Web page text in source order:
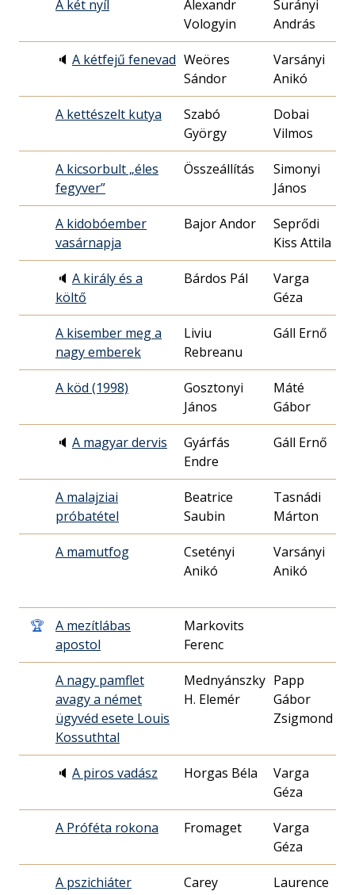
A két nyíl
Alexandr
Vologyin
Surányi
András
🔈 A kétfejű fenevad Weöres
Sándor
Varsányi
Anikó
A kettészelt kutya
Szabó
György
Dobai
Vilmos
A kicsorbult „éles
fegyver”
Összeállítás
Simonyi
János
A kidobóember
vasárnapja
Bajor Andor
Seprődi
Kiss Attila
🔈 A király és a
költő
Bárdos Pál
Varga
Géza
A kisember meg a
nagy emberek
Liviu
Rebreanu
Gáll Ernő
A köd (1998)
Gosztonyi
János
Máté
Gábor
🔈 A magyar dervis
Gyárfás
Endre
Gáll Ernő
A malajziai
próbatétel
Beatrice
Saubin
Tasnádi
Márton
A mamutfog
Csetényi
Anikó
Varsányi
Anikó
🏆
A mezítlábas
apostol
Markovits
Ferenc
A nagy pamflet
avagy a német
ügyvéd esete Louis
Kossuthtal
Mednyánszky
H. Elemér
Papp
Gábor
Zsigmond
🔈 A piros vadász Horgas Béla
Varga
Géza
A Próféta rokona Fromaget
Varga
Géza
A pszichiáter
Carey
Laurence